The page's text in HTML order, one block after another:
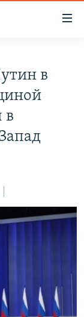
в
в